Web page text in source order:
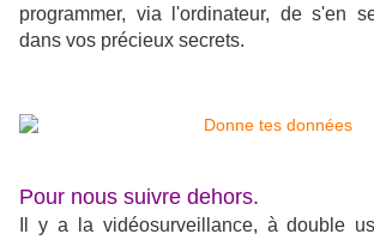
programmer, via l'ordinateur, de s'en
dans vos précieux secrets.
Pour nous suivre dehors.
Il y a la vidéosurveillance, à double